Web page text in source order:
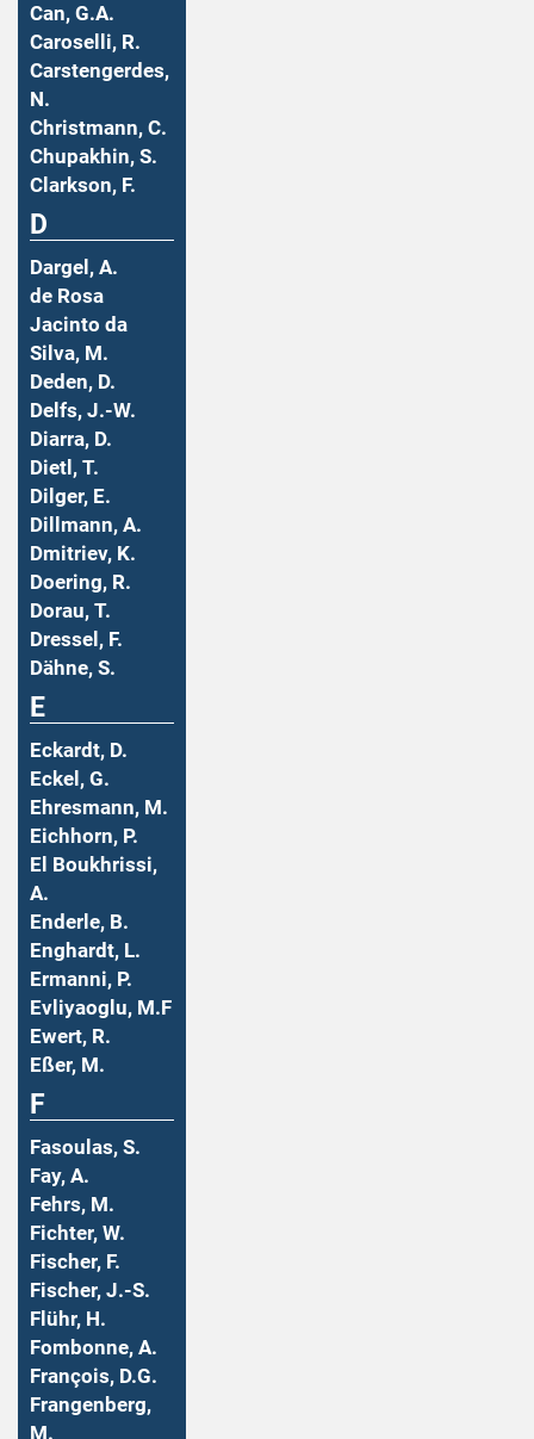
Can, G.A.
Caroselli, R.
Carstengerdes,
N.
Christmann, C.
Chupakhin, S.
Clarkson, F.
D
Dargel, A.
de Rosa
Jacinto da
Silva, M.
Deden, D.
Delfs, J.-W.
Diarra, D.
Dietl, T.
Dilger, E.
Dillmann, A.
Dmitriev, K.
Doering, R.
Dorau, T.
Dressel, F.
Dähne, S.
E
Eckardt, D.
Eckel, G.
Ehresmann, M.
Eichhorn, P.
El Boukhrissi,
A.
Enderle, B.
Enghardt, L.
Ermanni, P.
Evliyaoglu, M.F
Ewert, R.
Eßer, M.
F
Fasoulas, S.
Fay, A.
Fehrs, M.
Fichter, W.
Fischer, F.
Fischer, J.-S.
Flühr, H.
Fombonne, A.
François, D.G.
Frangenberg,
M.